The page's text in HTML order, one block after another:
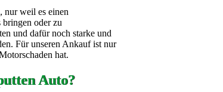
nur weil es einen
oder zu
und dafür noch starke und
Für unseren Ankauf ist nur
hat.
Auto?